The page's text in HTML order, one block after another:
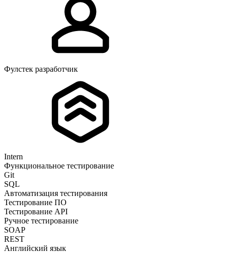
Фулстек разработчик
Intern
Функциональное тестирование
Git
SQL
Автоматизация тестирования
Тестирование ПО
Тестирование API
Ручное тестирование
SOAP
REST
Английский язык